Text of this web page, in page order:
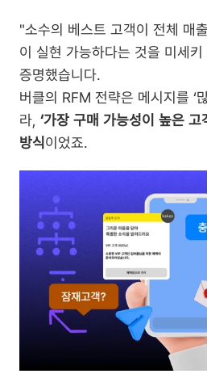
"소수의 베스트 고객이 전체 매
이 실현 가능하다는 것을 미세
증명했습니다.
버클의 RFM 전략은 메시지를 ‘
라, ‘가장 구매 가능성이 높은 고
방식이었죠.